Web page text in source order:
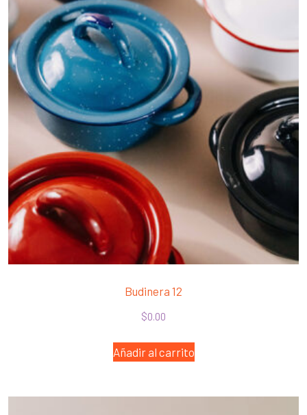
Budinera 12
$0.00
Añadir al carrito